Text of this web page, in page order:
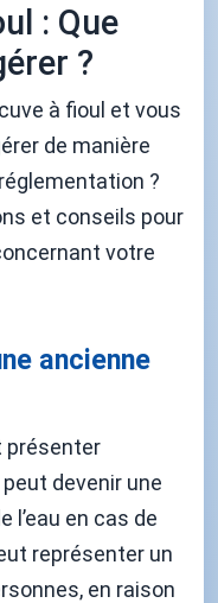
: Que
?
à fioul et vous
de manière
?
et conseils pour
votre
ancienne
présenter
peut devenir une
l’eau en cas de
représenter un
en raison